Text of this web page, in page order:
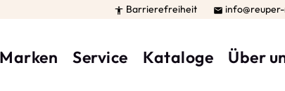
 Barrierefreiheit 
Marken Service Kataloge Über